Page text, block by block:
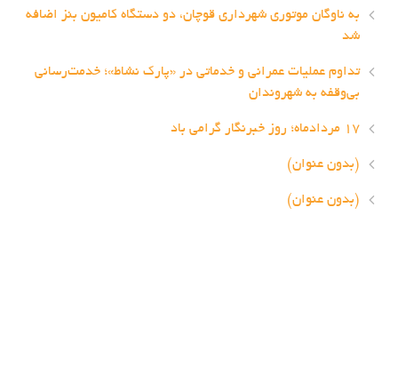
به ناوگان موتوری شهرداری قوچان، دو دستگاه کامیون بنز اضافه
شد
تداوم عملیات عمرانی و خدماتی در «پارک نشاط»؛ خدمت‌رسانی
بی‌وقفه به شهروندان
۱۷ مردادماه؛ روز خبرنگار گرامی باد
(بدون عنوان)
(بدون عنوان)